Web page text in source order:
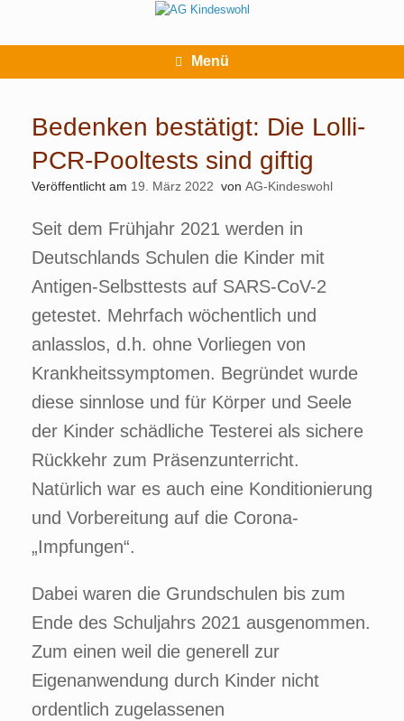
springen
Menü
Bedenken bestätigt: Die Lolli-
PCR-Pooltests sind giftig
Veröffentlicht am 19. März 2022 von AG-Kindeswohl
Seit dem Frühjahr 2021 werden in
Deutschlands Schulen die Kinder mit
Antigen-Selbsttests auf SARS-CoV-2
getestet. Mehrfach wöchentlich und
anlasslos, d.h. ohne Vorliegen von
Krankheitssymptomen. Begründet wurde
diese sinnlose und für Körper und Seele
der Kinder schädliche Testerei als sichere
Rückkehr zum Präsenzunterricht.
Natürlich war es auch eine Konditionierung
und Vorbereitung auf die Corona-
„Impfungen“.
Dabei waren die Grundschulen bis zum
Ende des Schuljahrs 2021 ausgenommen.
Zum einen weil die generell zur
Eigenanwendung durch Kinder nicht
ordentlich zugelassenen